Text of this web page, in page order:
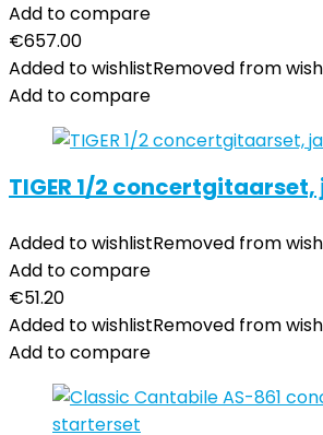
Add to compare
€657.00
Added to wishlistRemoved from
Add to compare
TIGER 1/2
Added to wishlistRemoved from
Add to compare
€51.20
Added to wishlistRemoved from
Add to compare